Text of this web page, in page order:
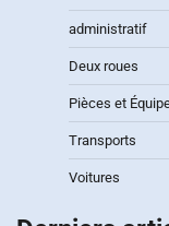
administratif
Deux roues
Pièces et
Transports
Voitures